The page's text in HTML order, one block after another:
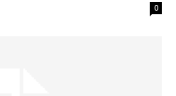
0